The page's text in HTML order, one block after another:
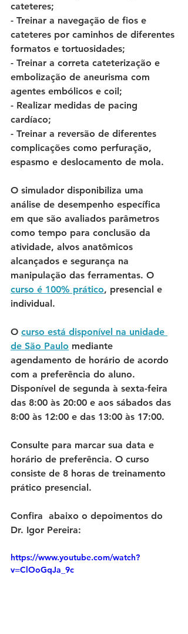
cateteres;
- Treinar a navegação de fios e
cateteres por caminhos de diferentes
formatos e tortuosidades;
- Treinar a correta cateterização e
embolização de aneurisma com
agentes embólicos e coil;
- Realizar medidas de pacing
cardíaco;
- Treinar a reversão de diferentes
complicações como perfuração,
espasmo e deslocamento de mola.
O simulador disponibiliza uma
análise de desempenho específica
em que são avaliados parâmetros
como tempo para conclusão da
atividade, alvos anatômicos
alcançados e segurança na
manipulação das ferramentas. O
curso é 100% prático, presencial e
individual.
O curso está disponível na unidade
de São Paulo mediante
agendamento de horário de acordo
com a preferência do aluno.
Disponível de segunda à sexta-feira
das 8:00 às 20:00 e aos sábados das
8:00 às 12:00 e das 13:00 às 17:00.
Consulte para marcar sua data e
horário de preferência. O curso
consiste de 8 horas de treinamento
prático presencial.
Confira  abaixo o depoimentos do
Dr. Igor Pereira:
https://www.youtube.com/watch?
v=ClOoGqJa_9c